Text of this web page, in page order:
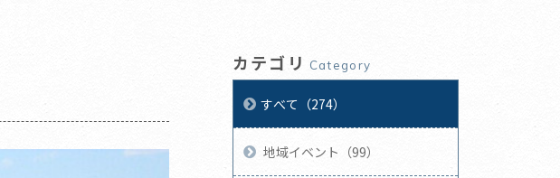
カテゴリ Category
すべて（274）
地域イベント（99）